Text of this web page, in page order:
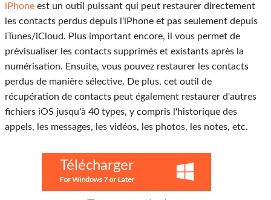
iPhone est un outil puissant qui peut restaurer directement
les contacts perdus depuis l'iPhone et pas seulement depuis
iTunes/iCloud. Plus important encore, il vous permet de
prévisualiser les contacts supprimés et existants après la
numérisation. Ensuite, vous pouvez restaurer les contacts
perdus de manière sélective. De plus, cet outil de
récupération de contacts peut également restaurer d'autres
fichiers iOS jusqu'à 40 types, y compris l'historique des
appels, les messages, les vidéos, les photos, les notes, etc.
Télécharger